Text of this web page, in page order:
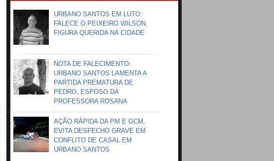
URBANO SANTOS EM LUTO:
FALECE O PEIXEIRO WILSON,
FIGURA QUERIDA NA CIDADE
NOTA DE FALECIMENTO:
URBANO SANTOS LAMENTA A
PARTIDA PREMATURA DE
PEDRO, ESPOSO DA
PROFESSORA ROSANA
AÇÃO RÁPIDA DA PM E GCM,
EVITA DESFECHO GRAVE EM
CONFLITO DE CASAL EM
URBANO SANTOS